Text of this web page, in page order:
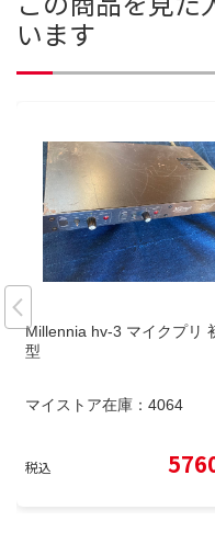
います
Millennia hv-3 マイクプリ
型
マイストア在庫： 4064
税込